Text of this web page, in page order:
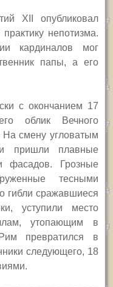
XII опубликовал
непотизма.
кардиналов мог
папы, а его
с окончанием 17
облик Вечного
На смену угловатым
пришли плавные
фасадов. Грозные
тесными
гибли сражавшиеся
уступили место
утопающим в
превратился в
следующего, 18